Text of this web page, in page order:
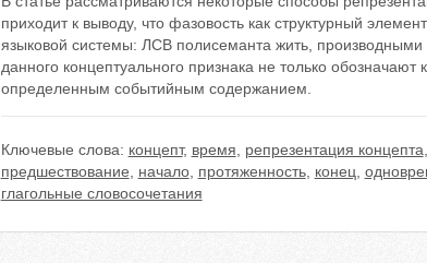
приходит к выводу, что фазовость как структурный
языковой системы: ЛСВ полисеманта жить, производными
данного концептуального признака не только
определенным событийным содержанием.
Ключевые слова: концепт, время репрезентация концепта
предшествование
начало, протяженность, конец
глагольные словосочетания